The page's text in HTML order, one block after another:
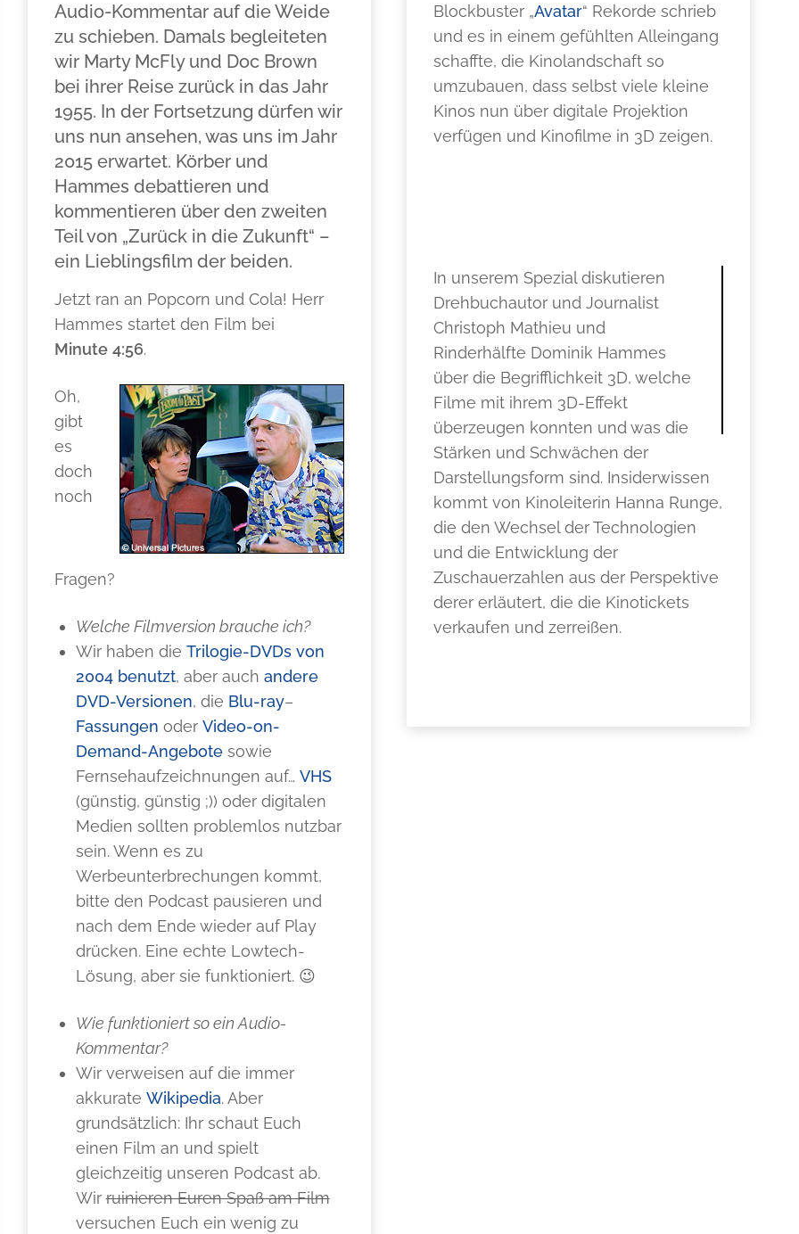
Audio-Kommentar auf die Weide
zu schieben. Damals begleiteten
wir Marty McFly und Doc Brown
bei ihrer Reise zurück in das Jahr
1955. In der Fortsetzung dürfen wir
uns nun ansehen, was uns im Jahr
2015 erwartet. Körber und
Hammes debattieren und
kommentieren über den zweiten
Teil von „Zurück in die Zukunft“ –
ein Lieblingsfilm der beiden.
Jetzt ran an Popcorn und Cola! Herr
Hammes startet den Film bei
Minute 4:56.
Oh,
gibt
es
doch
noch
Fragen?
Welche Filmversion brauche ich?
Wir haben die Trilogie-DVDs von
2004 benutzt, aber auch andere
DVD-Versionen, die Blu-ray–
Fassungen oder Video-on-
Demand-Angebotesowie
Fernsehaufzeichnungen auf… VHS
(günstig, günstig ;)) oder digitalen
Medien sollten problemlos nutzbar
sein. Wenn es zu
Werbeunterbrechungen kommt,
bitte den Podcast pausieren und
nach dem Ende wieder auf Play
drücken. Eine echte Lowtech-
Lösung, aber sie funktioniert. 😉
Wie funktioniert so ein Audio-
Kommentar?
Wir verweisen auf die immer
akkurate Wikipedia. Aber
grundsätzlich: Ihr schaut Euch
einen Film an und spielt
gleichzeitig unseren Podcast ab.
Wirruinieren Euren Spaß am Film
versuchen Euch ein wenig zu
Blockbuster „Avatar“ Rekorde schrieb
und es in einem gefühlten Alleingang
schaffte, die Kinolandschaft so
umzubauen, dass selbst viele kleine
Kinos nun über digitale Projektion
verfügen und Kinofilme in 3D zeigen.
In unserem Spezial diskutieren
Drehbuchautor und Journalist
Christoph Mathieu und
Rinderhälfte Dominik Hammes
über die Begrifflichkeit 3D, welche
Filme mit ihrem 3D-Effekt
überzeugen konnten und was die
Stärken und Schwächen der
Darstellungsform sind. Insiderwissen
kommt von Kinoleiterin Hanna Runge,
die den Wechsel der Technologien
und die Entwicklung der
Zuschauerzahlen aus der Perspektive
derer erläutert, die die Kinotickets
verkaufen und zerreißen.